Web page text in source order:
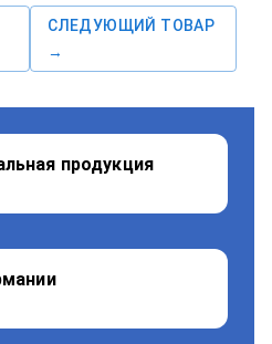
СЛЕДУЮЩИЙ ТОВАР
→
продукция